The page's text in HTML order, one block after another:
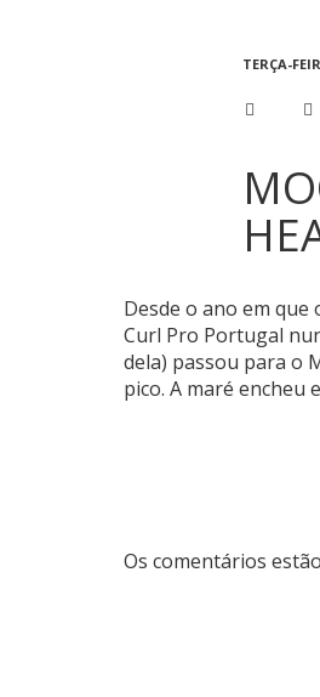
TERÇA-
Desde o ano em que
Curl Pro Portugal
dela) passou para o
pico. A maré encheu
Os comentários